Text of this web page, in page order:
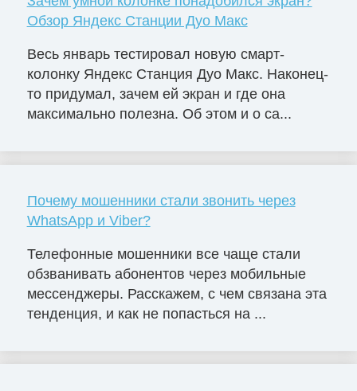
Обзор Яндекс Станции Дуо Макс
Весь январь тестировал новую смарт-
колонку Яндекс Станция Дуо Макс. Наконец-
то придумал, зачем ей экран и где она
максимально полезна. Об этом и о са...
Почему мошенники стали звонить через
WhatsApp и Viber?
Телефонные мошенники все чаще стали
обзванивать абонентов через мобильные
мессенджеры. Расскажем, с чем связана эта
тенденция, и как не попасться на ...